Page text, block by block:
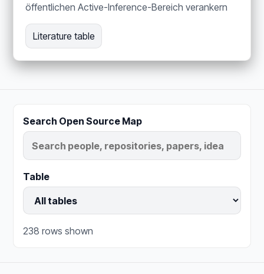
öffentlichen Active-Inference-Bereich verankern
Literature table
Search Open Source Map
Table
238 rows shown